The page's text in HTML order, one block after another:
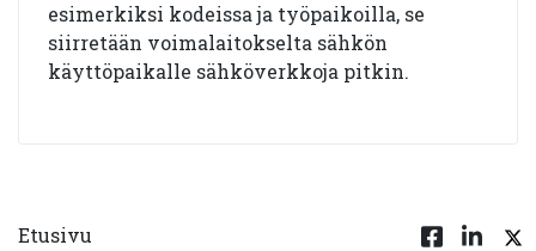
esimerkiksi kodeissa ja työpaikoilla, se
siirretään voimalaitokselta sähkön
käyttöpaikalle sähköverkkoja pitkin.
Etusivu